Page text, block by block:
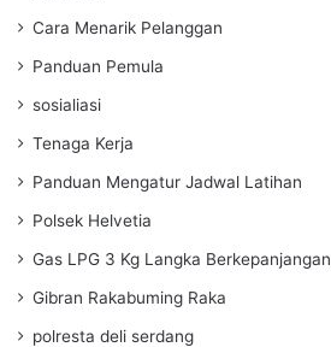
Cara Menarik Pelanggan
Panduan Pemula
sosialiasi
Tenaga Kerja
Panduan Mengatur Jadwal Latihan
Polsek Helvetia
Gas LPG 3 Kg Langka Berkepanjangan
Gibran Rakabuming Raka
polresta deli serdang